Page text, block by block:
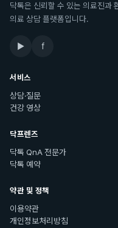
닥톡은 신뢰할 수 있는 의료진과
의료 상담 플랫폼입니다.
▶ f
서비스
상담·질문
건강 영상
닥프렌즈
닥톡 QnA 전문가
닥톡 예약
약관 및 정책
이용약관
개인정보처리방침